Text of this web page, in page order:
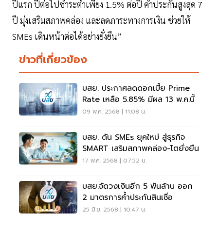
ปีแรก ปีต่อไปชำระต่ำเพียง 1.5% ต่อปี ค้ำประกันสูงสุด 7
ปี มุ่งเสริมสภาพคล่อง และลดภาระทางการเงิน ช่วยให้
SMEs เดินหน้าต่อได้อย่างยั่งยืน”
ข่าวที่เกี่ยวข้อง
บสย. ประกาศลดดอกเบี้ย Prime
Rate เหลือ 5.85% มีผล 13 พ.ค.นี้
09 พ.ค. 2568 | 11:08 น.
บสย. ดัน SMEs ยุคใหม่ สู่ธุรกิจ
SMART เสริมสภาพคล่อง-โตยั่งยืน
17 พ.ค. 2568 | 07:52 น.
บสย.จัดวงเงินอีก 5 พันล้าน ออก
2 มาตรการค้ำประกันสินเชื่อ
25 มิ.ย. 2568 | 10:47 น.